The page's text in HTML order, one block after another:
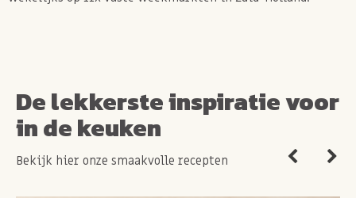
De lekkerste inspiratie voor
in de keuken
Bekijk hier onze smaakvolle recepten